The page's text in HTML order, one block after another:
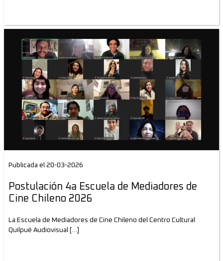
Publicada el 20-03-2026
Postulación 4a Escuela de Mediadores de
Cine Chileno 2026
La Escuela de Mediadores de Cine Chileno del Centro Cultural
Quilpué Audiovisual […]